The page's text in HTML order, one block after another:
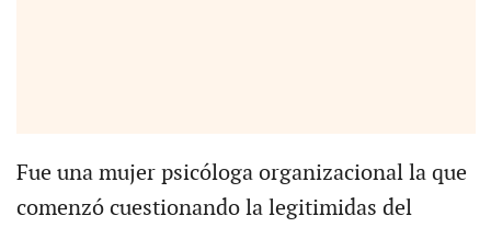
Fue una mujer psicóloga organizacional la que
comenzó cuestionando la legitimidas del